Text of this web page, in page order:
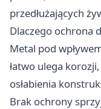
przedłużających
Dlaczego ochrona
Metal pod
łatwo ulega
osłabienia
Brak ochrony